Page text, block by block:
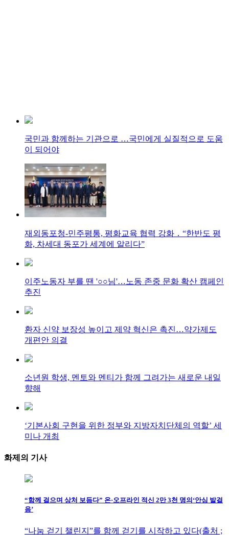
국민과 함께하는 기관으로 …국민에게 실질적으로 도움
이 되어야
재외동포청-민주평통, 평화교육 협력 강화 ․ “한반도 평
화, 차세대 동포가 세계에 알리다”
이주노동자 부를 땐 '○○님'…노동 존중 문화 확산 캠페인
추진
환자 신약 보장성 높이고 제약 혁신은 촉진…약가제도
개편안 의결
소년원 학생, 멘토와 멘티가 함께 그려가는 새로운 내일
향해
‘기본사회 구현을 위한 정부와 지방자치단체의 역할’ 세
미나 개최
화제의 기사
“함께 걸으며 상처 보듬다” 온·오프라인 적신 2만 3천 명의‘안심 발걸
음’
“나눔 걷기 챌린지”를 함께 걷기를 시작하고 있다(출처 ;